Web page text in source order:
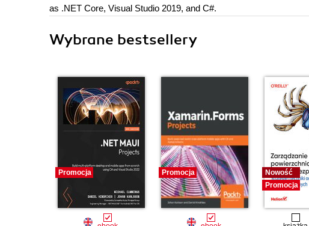
as .NET Core, Visual Studio 2019, and C#.
Wybrane bestsellery
Promocja Promocja
Nowość
Promocja